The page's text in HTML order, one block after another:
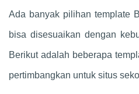
Ada banyak pilihan template
bisa disesuaikan dengan
Berikut adalah beberapa
pertimbangkan untuk situs